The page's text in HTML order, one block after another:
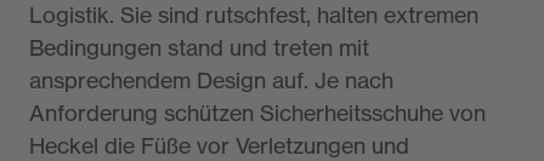
Logistik. Sie sind rutschfest, halten extremen
Bedingungen stand und treten mit
ansprechendem Design auf. Je nach
Anforderung schützen Sicherheitsschuhe von
Heckel die Füße vor Verletzungen und